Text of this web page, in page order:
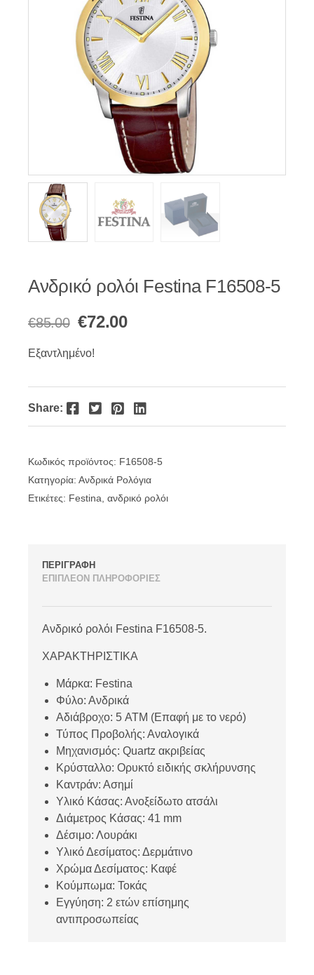
Ανδρικό ρολόι Festina F16508-5
€85.00 Original
price
€72.00Η
€72.00.
Εξαντλημένο!
Share: Facebook Twitter Pinterest LinkedIn
Κωδικός προϊόντος: F16508-5
Κατηγορία: Ανδρικά Ρολόγια
Ετικέτες: Festina ανδρικό ρολόι
ΠΕΡΙΓΡΑΦΗ
ΕΠΙΠΛΕΟΝ ΠΛΗΡΟΦΟΡΙΕΣ
Ανδρικό ρολόι Festina F16508-5.
ΧΑΡΑΚΤΗΡΙΣΤΙΚΑ
Μάρκα: Festina
Φύλο: Ανδρικά
Αδιάβροχο: 5 ATM (Επαφή με το νερό)
Τύπος Προβολής: Αναλογικά
Μηχανισμός: Quartz ακριβείας
Κρύσταλλο: Oρυκτό ειδικής σκλήρυνσης
Καντράν: Ασημί
Υλικό Κάσας: Ανοξείδωτο ατσάλι
Διάμετρος Κάσας: 41 mm
Δέσιμο: Λουράκι
Υλικό Δεσίματος: Δερμάτινο
Χρώμα Δεσίματος: Καφέ
Κούμπωμα: Τοκάς
Εγγύηση: 2 ετών επίσημης
αντιπροσωπείας